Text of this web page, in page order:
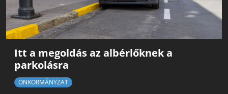
Itt a megoldás az albérlőknek a
parkolásra
ÖNKORMÁNYZAT